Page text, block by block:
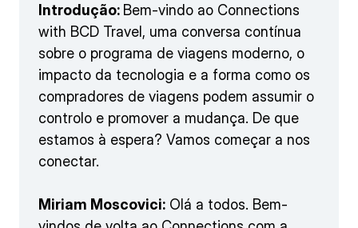
Introdução: Bem-vindo ao Connections
with BCD Travel, uma conversa contínua
sobre o programa de viagens moderno, o
impacto da tecnologia e a forma como os
compradores de viagens podem assumir o
controlo e promover a mudança. De que
estamos à espera? Vamos começar a nos
conectar.
Miriam Moscovici: Olá a todos. Bem-